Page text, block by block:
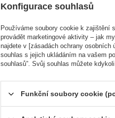
Konfigurace souhlasů
Používáme soubory cookie k zajištění
provádět marketingové aktivity – jak
najdete v [zásadách ochrany osobních
souhlas s jejich ukládáním na vašem
souhlasů”. Svůj souhlas můžete
Funkční soubory cookie